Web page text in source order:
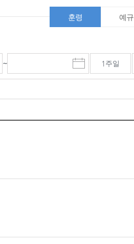
훈령 예규
~
마
감
1주일